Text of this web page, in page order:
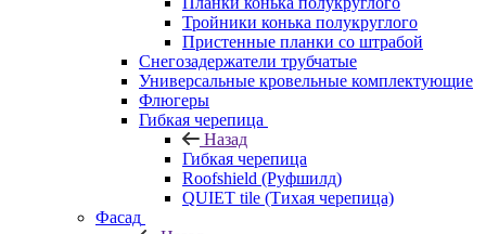
Тройники конька полукруглого
Пристенные планки со штрабой
Снегозадержатели трубчатые
Универсальные кровельные комплектующие
Флюгеры
Гибкая черепица
Назад
Гибкая черепица
Roofshield (Руфшилд)
QUIET tile (Тихая черепица)
Фасад